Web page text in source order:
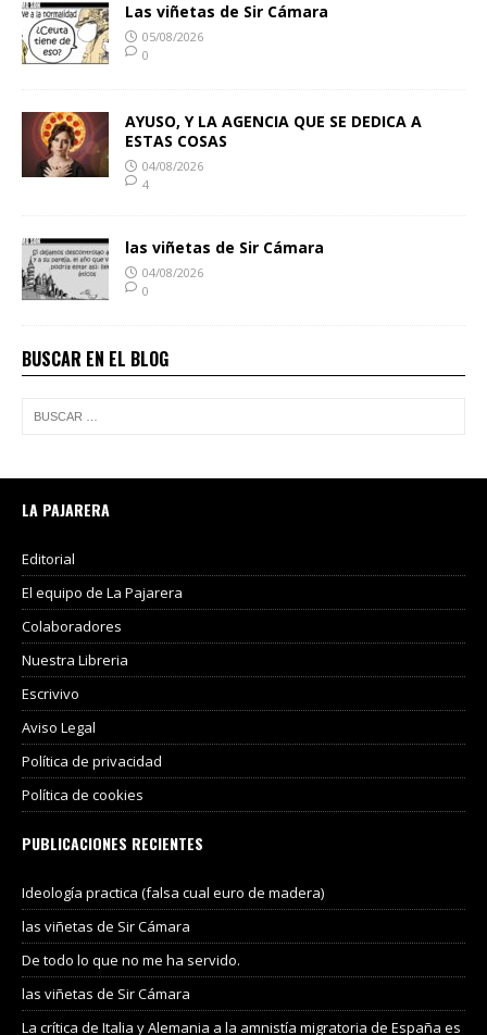
Las viñetas de Sir Cámara
05/08/2026
0
AYUSO, Y LA AGENCIA QUE SE DEDICA A
ESTAS COSAS
04/08/2026
4
las viñetas de Sir Cámara
04/08/2026
0
BUSCAR EN EL BLOG
LA PAJARERA
Editorial
El equipo de La Pajarera
Colaboradores
Nuestra Libreria
Escrivivo
Aviso Legal
Política de privacidad
Política de cookies
PUBLICACIONES RECIENTES
Ideología practica (falsa cual euro de madera)
las viñetas de Sir Cámara
De todo lo que no me ha servido.
las viñetas de Sir Cámara
La crítica de Italia y Alemania a la amnistía migratoria de España es